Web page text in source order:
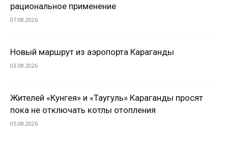
рациональное применение
07.08.2026
Новый маршрут из аэропорта Караганды
03.08.2026
Жителей «Кунгея» и «Таугуль» Караганды просят
пока не отключать котлы отопления
05.08.2026